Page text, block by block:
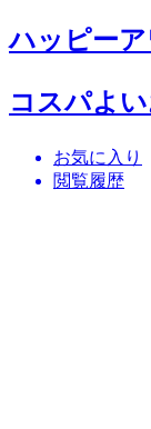
ハッピー
コスパよ
お気に入り
閲覧履歴